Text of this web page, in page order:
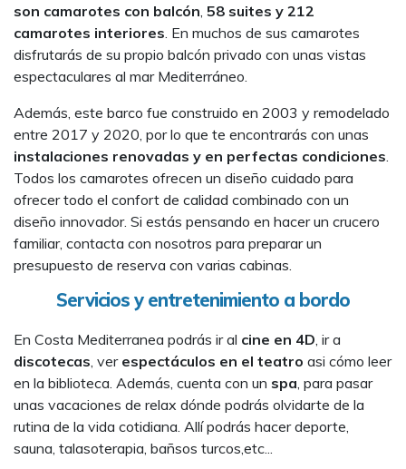
son camarotes con balcón, 58 suites y 212
camarotes interiores. En muchos de sus camarotes
disfrutarás de su propio balcón privado con unas vistas
espectaculares al mar Mediterráneo.
Además, este barco fue construido en 2003 y remodelado
entre 2017 y 2020, por lo que te encontrarás con unas
instalaciones renovadas y en perfectas condiciones.
Todos los camarotes ofrecen un diseño cuidado para
ofrecer todo el confort de calidad combinado con un
diseño innovador. Si estás pensando en hacer un crucero
familiar, contacta con nosotros para preparar un
presupuesto de reserva con varias cabinas.
Servicios y entretenimiento a bordo
En Costa Mediterranea podrás ir al cine en 4D, ir a
discotecas, ver espectáculos en el teatro asi cómo leer
en la biblioteca. Además, cuenta con un spa, para pasar
unas vacaciones de relax dónde podrás olvidarte de la
rutina de la vida cotidiana. Allí podrás hacer deporte,
sauna, talasoterapia, bañsos turcos,etc...